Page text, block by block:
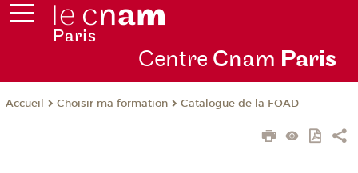
Centre Cnam Paris
Accueil Choisir ma formation Catalogue de la FOAD